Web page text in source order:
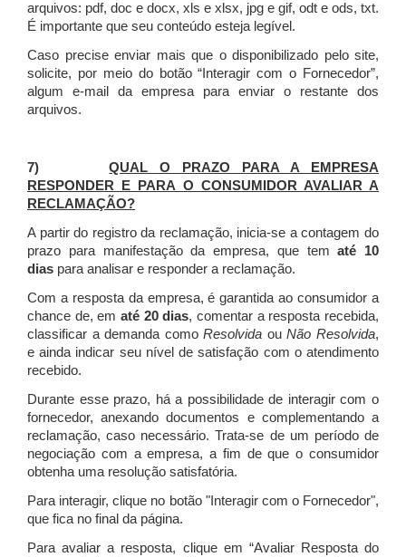
arquivos: pdf, doc e docx, xls e xlsx, jpg e gif, odt e ods, txt.
É importante que seu conteúdo esteja legível.
Caso precise enviar mais que o disponibilizado pelo site,
solicite, por meio do botão “Interagir com o Fornecedor”,
algum e-mail da empresa para enviar o restante dos
arquivos.
7)QUAL O PRAZO PARA A EMPRESA
RESPONDER E PARA O CONSUMIDOR AVALIAR A
RECLAMAÇÃO?
A partir do registro da reclamação, inicia-se a contagem do
prazo para manifestação da empresa, que tematé 10
dias para analisar e responder a reclamação.
Com a resposta da empresa, é garantida ao consumidor a
chance de, em até 20 dias, comentar a resposta recebida,
classificar a demanda comoResolvida ouNão Resolvida,
e ainda indicar seu nível de satisfação com o atendimento
recebido.
Durante esse prazo, há a possibilidade de interagir com o
fornecedor, anexando documentos e complementando a
reclamação, caso necessário.Trata-se de um período de
negociação com a empresa, a fim de que o consumidor
obtenha uma resolução satisfatória.
Para interagir, clique no botão "Interagir com o Fornecedor",
que fica no final da página.
Para avaliar a resposta, clique em “Avaliar Resposta do